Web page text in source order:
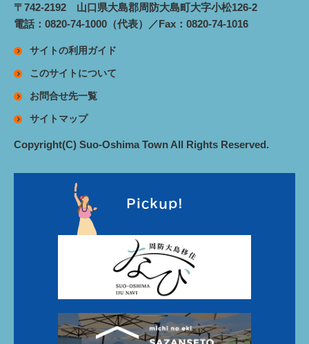
〒742-2192 山口県大島郡周防大島町大字小松126-2
電話：0820-74-1000（代表）／Fax：0820-74-1016
サイトの利用ガイド
このサイトについて
お問合せ先一覧
サイトマップ
Copyright(C) Suo-Oshima Town All Rights Reserved.